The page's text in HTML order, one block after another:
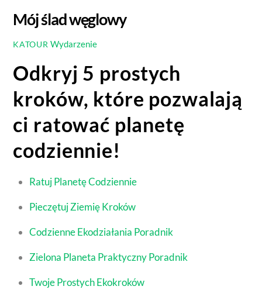
Mój ślad węglowy
KATOUR Wydarzenie
Odkryj 5 prostych
kroków, które pozwalają
ci ratować planetę
codziennie!
Ratuj Planetę Codziennie
Pieczętuj Ziemię Kroków
Codzienne Ekodziałania Poradnik
Zielona Planeta Praktyczny Poradnik
Twoje Prostych Ekokroków